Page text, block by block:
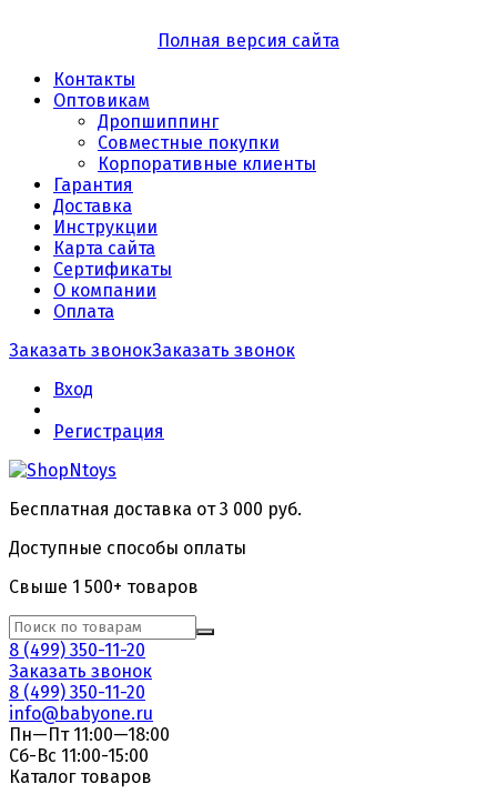
Полная версия сайта
Контакты
Оптовикам
Дропшиппинг
Совместные покупки
Корпоративные клиенты
Гарантия
Доставка
Инструкции
Карта сайта
Сертификаты
О компании
Оплата
Заказать звонокЗаказать звонок
Вход
Регистрация
Бесплатная доставка от 3 000 руб.
Доступные способы оплаты
Свыше 1 500+ товаров
8 (499) 350-11-20
Заказать звонок
8 (499) 350-11-20
info@babyone.ru
Пн—Пт 11:00—18:00
Сб-Вс 11:00-15:00
Каталог товаров